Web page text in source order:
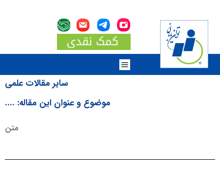
سایر مقالات علمی
موضوع و عنوان این مقاله: ....
متن